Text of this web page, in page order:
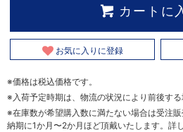
カートに
お気に入りに登録
※価格は税込価格です。
※入荷予定時期は、物流の状況により前後する
※在庫数が希望購入数に満たない場合は受注販
納期に1か月〜2か月ほど頂戴いたします。詳